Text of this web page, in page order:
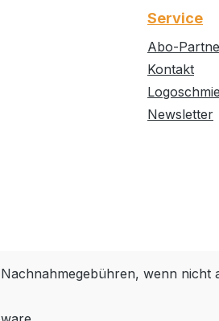
Service
Abo-
Kontakt
Newsletter
wenn nicht